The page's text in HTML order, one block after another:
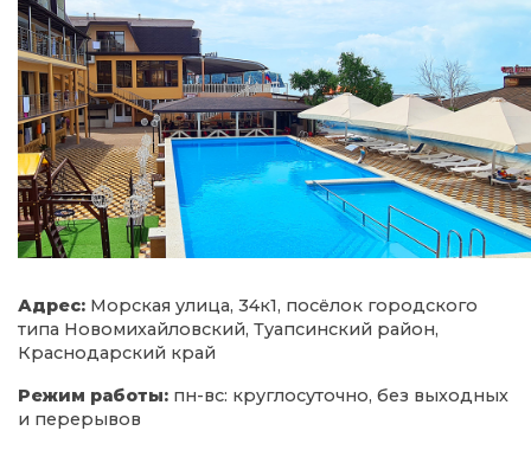
Адрес: Морская улица, 34к1, посёлок городского
типа Новомихайловский, Туапсинский район,
Краснодарский край
Режим работы: пн-вс: круглосуточно, без выходных
и перерывов